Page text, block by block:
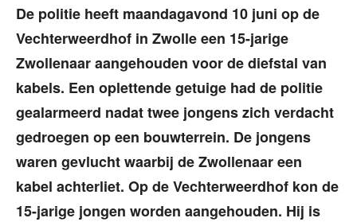
De politie heeft maandagavond 10 juni op de
Vechterweerdhof in Zwolle een 15-jarige
Zwollenaar aangehouden voor de diefstal van
kabels. Een oplettende getuige had de politie
gealarmeerd nadat twee jongens zich verdacht
gedroegen op een bouwterrein. De jongens
waren gevlucht waarbij de Zwollenaar een
kabel achterliet. Op de Vechterweerdhof kon de
15-jarige jongen worden aangehouden. Hij is